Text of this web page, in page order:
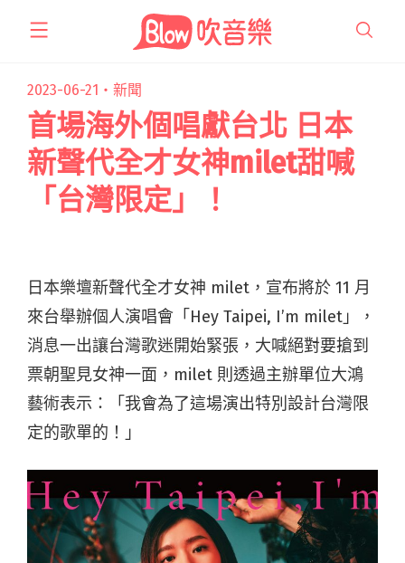
2023-06-21・ 新聞
首場海外個唱獻台北 日本
新聲代全才女神milet甜喊
「台灣限定」！
日本樂壇新聲代全才女神 milet，宣布將於 11 月
來台舉辦個人演唱會「Hey Taipei, I’m milet」，
消息一出讓台灣歌迷開始緊張，大喊絕對要搶到
票朝聖見女神一面，milet 則透過主辦單位大鴻
藝術表示：「我會為了這場演出特別設計台灣限
定的歌單的！」